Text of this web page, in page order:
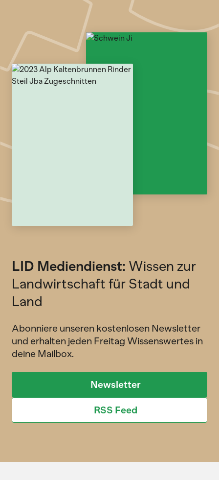
LID Mediendienst: Wissen zur
Landwirtschaft für Stadt und
Land
Abonniere unseren kostenlosen Newsletter
und erhalten jeden Freitag Wissenswertes in
deine Mailbox.
Newsletter
RSS Feed